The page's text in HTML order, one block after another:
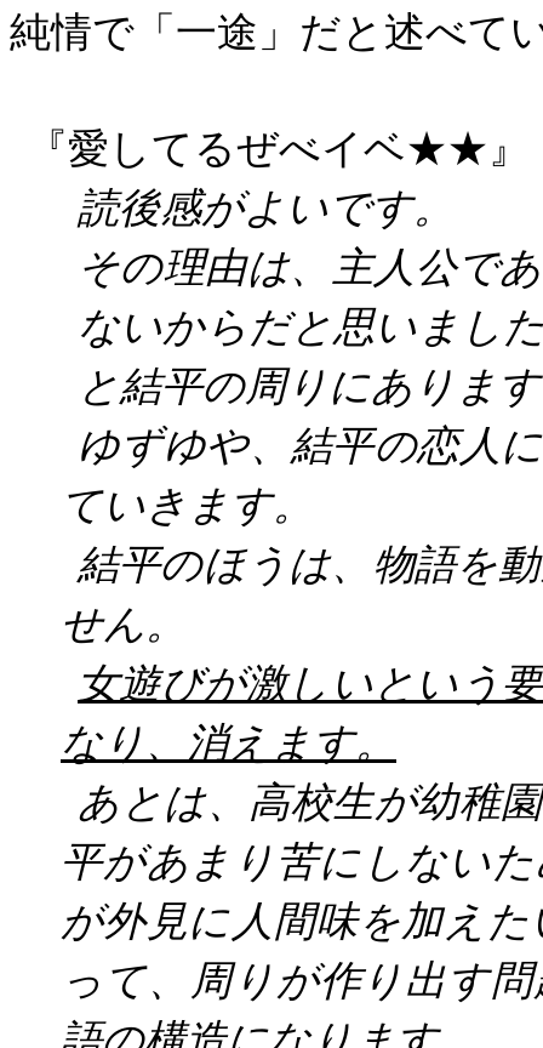
純情で「一途」だと述べて
『愛してるぜべイベ★★』
読後感がよいです。
その理由は、主人公で
ないからだと思いまし
と結平の周りにありま
ゆずゆや、結平の恋人
ていきます。
結平のほうは、物語を
せん。
女遊びが激しいという
なり、消えます。
あとは、高校生が幼稚
平があまり苦にしない
が外見に人間味を加え
って、周りが作り出す